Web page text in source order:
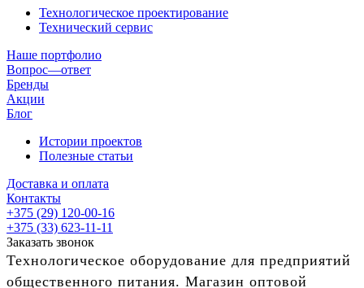
Технологическое проектирование
Технический сервис
Наше портфолио
Вопрос—ответ
Бренды
Акции
Блог
Истории проектов
Полезные статьи
Доставка и оплата
Контакты
+375 (29) 120-00-16
+375 (33) 623-11-11
Заказать звонок
Технологическое оборудование для предприятий
общественного питания. Магазин оптовой